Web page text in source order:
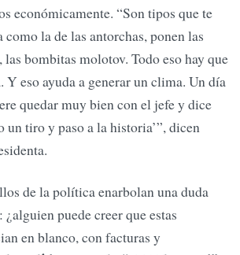
económicamente. “Son tipos que te
como la de las antorchas, ponen las
bombitas molotov. Todo eso hay que
Y eso ayuda a generar un clima. Un día
quedar muy bien con el jefe y dice
un tiro y paso a la historia’”, dicen
de la políti­ca enarbolan una duda
puede creer que es­tas
en blanco, con facturas y